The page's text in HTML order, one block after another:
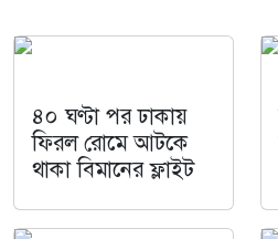
৪০ ঘণ্টা পর ঢাকায়
ফিরল রোমে আটকে
থাকা বিমানের ফ্লাইট